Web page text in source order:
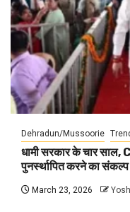
Dehradun/Mussoorie
धामी सरकार के चार साल,
पुनर्स्थापित करने का संकल्प
March 23, 2026